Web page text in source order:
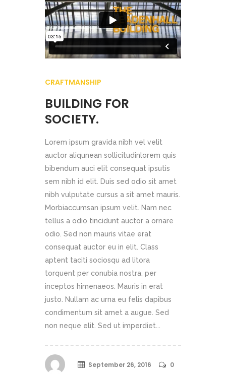
CRAFTMANSHIP
BUILDING FOR
SOCIETY.
Lorem ipsum gravida nibh vel velit
auctor aliqunean sollicitudinlorem quis
bibendum auci elit consequat ipsutis
sem nibh id elit. Duis sed odio sit amet
nibh vulputate cursus a sit amet mauris.
Morbiaccumsan ipsum velit. Nam nec
tellus a odio tincidunt auctor a ornare
odio. Sed non mauris vitae erat
consequat auctor eu in elit. Class
aptent taciti sociosqu ad litora
torquent per conubia nostra, per
inceptos himenaeos. Mauris in erat
justo. Nullam ac urna eu felis dapibus
condimentum sit amet a augue. Sed
non neque elit. Sed ut imperdiet...
September 26, 2016 0